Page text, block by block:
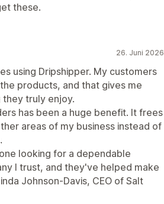
these.
26. Juni 2026
using Dripshipper. My customers
products, and that gives me
truly enjoy.
has been a huge benefit. It frees
areas of my business instead of
looking for a dependable
I trust, and they've helped make
Johnson-Davis, CEO of Salt